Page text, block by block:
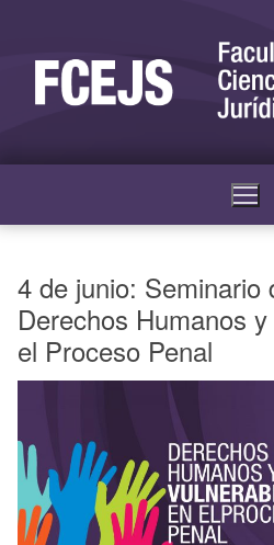
4 de junio: Seminario
Derechos Humanos
el Proceso Penal